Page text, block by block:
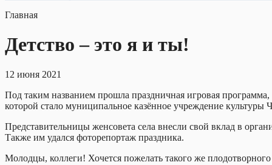
Главная
Детство – это я и ты!
12 июня 2021
Под таким названием прошла праздничная игровая
которой стало муниципальное казённое учреждение
Представительницы женсовета села внесли свой вклад в
Также им удался фоторепортаж праздника.
Молодцы, коллеги! Хочется пожелать такого же